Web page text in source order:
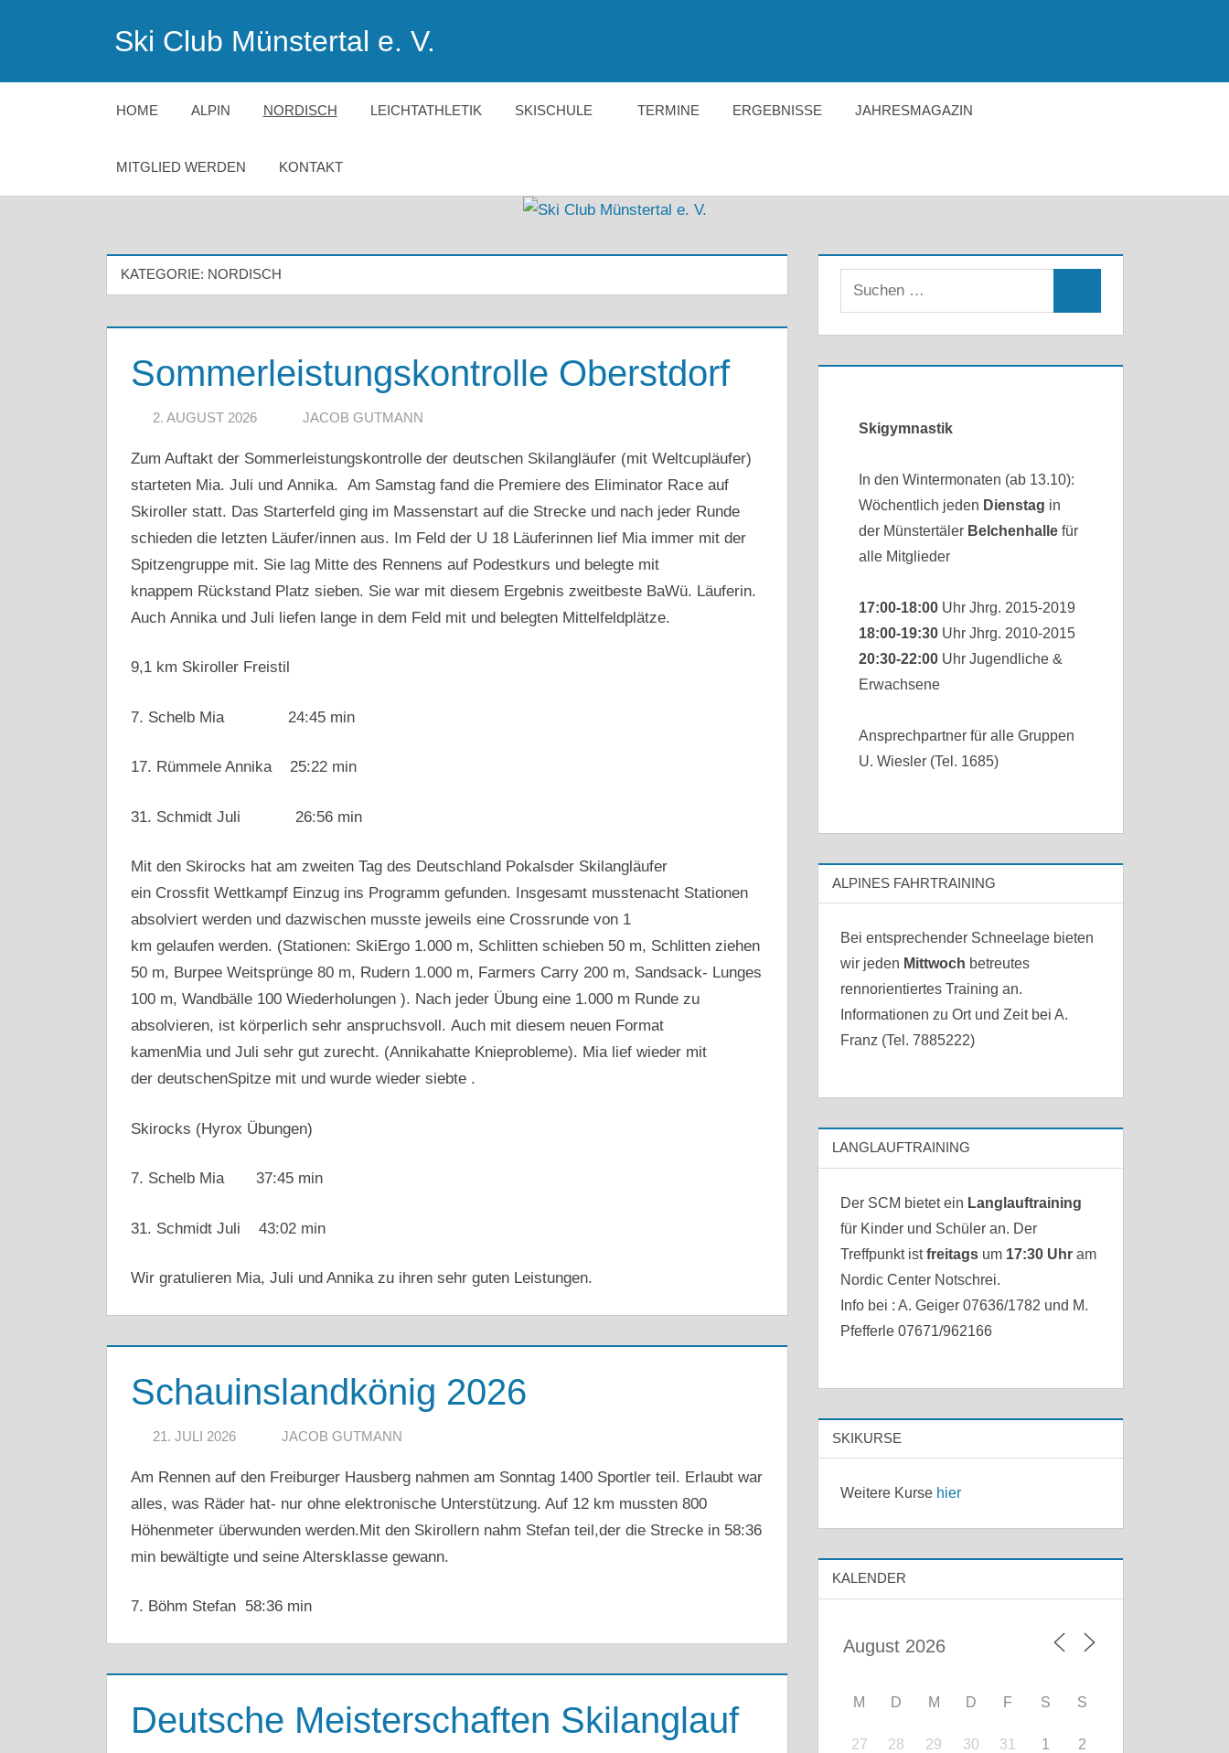
Ski Club Münstertal e. V.
HOME ALPIN NORDISCH LEICHTATHLETIK SKISCHULE TERMINE ERGEBNISSE JAHRESMAGAZIN
MITGLIED WERDEN KONTAKT
KATEGORIE: NORDISCH
Sommerleistungskontrolle Oberstdorf
2. AUGUST 2026 JACOB GUTMANN
Zum Auftakt der Sommerleistungskontrolle der deutschen Skilangläufer (mit Weltcupläufer)
starteten Mia. Juli und Annika. Am Samstag fand die Premiere des Eliminator Race auf
Skiroller statt. Das Starterfeld ging im Massenstart auf die Strecke und nach jeder Runde
schieden die letzten Läufer/innen aus. Im Feld der U 18 Läuferinnen lief Mia immer mit der
Spitzengruppe mit. Sie lag Mitte des Rennens auf Podestkurs und belegte mit
knappem Rückstand Platz sieben. Sie war mit diesem Ergebnis zweitbeste BaWü. Läuferin.
Auch Annika und Juli liefen lange in dem Feld mit und belegten Mittelfeldplätze.
9,1 km Skiroller Freistil
7. Schelb Mia 24:45 min
17. Rümmele Annika 25:22 min
31. Schmidt Juli 26:56 min
Mit den Skirocks hat am zweiten Tag des Deutschland Pokalsder Skilangläufer
ein Crossfit Wettkampf Einzug ins Programm gefunden. Insgesamt musstenacht Stationen
absolviert werden und dazwischen musste jeweils eine Crossrunde von 1
km gelaufen werden. (Stationen: SkiErgo 1.000 m, Schlitten schieben 50 m, Schlitten ziehen
50 m, Burpee Weitsprünge 80 m, Rudern 1.000 m, Farmers Carry 200 m, Sandsack- Lunges
100 m, Wandbälle 100 Wiederholungen ). Nach jeder Übung eine 1.000 m Runde zu
absolvieren, ist körperlich sehr anspruchsvoll. Auch mit diesem neuen Format
kamenMia und Juli sehr gut zurecht. (Annikahatte Knieprobleme). Mia lief wieder mit
der deutschenSpitze mit und wurde wieder siebte .
Skirocks (Hyrox Übungen)
7. Schelb Mia 37:45 min
31. Schmidt Juli 43:02 min
Wir gratulieren Mia, Juli und Annika zu ihren sehr guten Leistungen.
Schauinslandkönig 2026
21. JULI 2026 JACOB GUTMANN
Am Rennen auf den Freiburger Hausberg nahmen am Sonntag 1400 Sportler teil. Erlaubt war
alles, was Räder hat- nur ohne elektronische Unterstützung. Auf 12 km mussten 800
Höhenmeter überwunden werden.Mit den Skirollern nahm Stefan teil,der die Strecke in 58:36
min bewältigte und seine Altersklasse gewann.
7. Böhm Stefan 58:36 min
Deutsche Meisterschaften Skilanglauf
Skigymnastik
In den Wintermonaten (ab 13.10):
Wöchentlich jeden Dienstag in
der Münstertäler Belchenhalle für
alle Mitglieder
17:00-18:00 Uhr Jhrg. 2015-2019
18:00-19:30 Uhr Jhrg. 2010-2015
20:30-22:00 Uhr Jugendliche &
Erwachsene
Ansprechpartner für alle Gruppen
U. Wiesler (Tel. 1685)
ALPINES FAHRTRAINING
Bei entsprechender Schneelage bieten
wir jeden Mittwoch betreutes
rennorientiertes Training an.
Informationen zu Ort und Zeit bei A.
Franz (Tel. 7885222)
LANGLAUFTRAINING
Der SCM bietet ein Langlauftraining
für Kinder und Schüler an. Der
Treffpunkt istfreitags um 17:30 Uhr am
Nordic Center Notschrei.
Info bei : A. Geiger 07636/1782 und M.
Pfefferle 07671/962166
SKIKURSE
Weitere Kurse hier
KALENDER
M D M D F S S
27 28 29 30 31 1 2